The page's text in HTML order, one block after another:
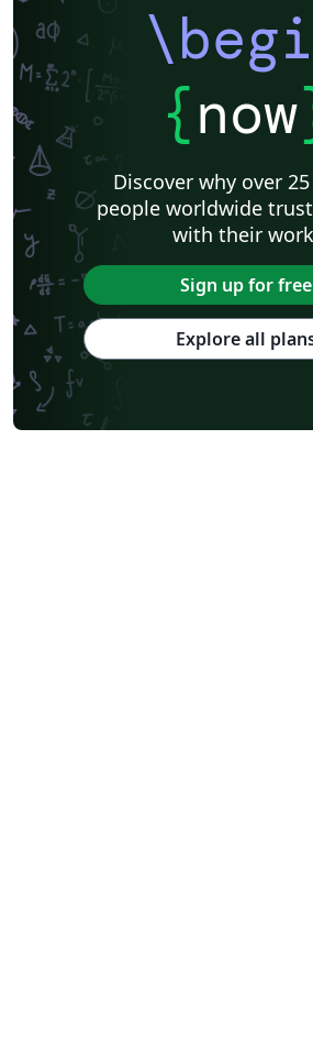
{now
Discover why over
people worldwide
with their
Sign up for free
Explore all